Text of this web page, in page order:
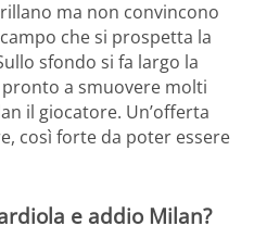
ma non convincono
che si prospetta la
sfondo si fa largo la
a smuovere molti
il giocatore. Un’offerta
così forte da poter essere
e addio Milan?